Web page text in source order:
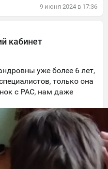
9 июня 2024 в 17:36
кабинет
уже более 6 лет,
только она
с РАС, нам даже